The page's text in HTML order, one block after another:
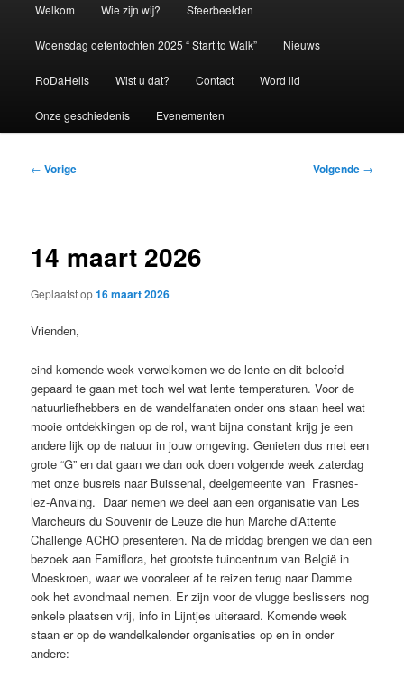
Welkom Wie zijn wij? Sfeerbeelden
Woensdag oefentochten 2025 “ Start to Walk” Nieuws
RoDaHelis Wist u dat? Contact Word lid
Onze geschiedenis Evenementen
Bericht
← Vorige Volgende →
14 maart 2026
Geplaatst op16 maart 2026
Vrienden,
eind komende week verwelkomen we de lente en dit beloofd
gepaard te gaan met toch wel wat lente temperaturen. Voor de
natuurliefhebbers en de wandelfanaten onder ons staan heel wat
mooie ontdekkingen op de rol, want bijna constant krijg je een
andere lijk op de natuur in jouw omgeving. Genieten dus met een
grote “G” en dat gaan we dan ook doen volgende week zaterdag
met onze busreis naar Buissenal, deelgemeente van Frasnes-
lez-Anvaing. Daar nemen we deel aan een organisatie van Les
Marcheurs du Souvenir de Leuze die hun Marche d’Attente
Challenge ACHO presenteren. Na de middag brengen we dan een
bezoek aan Famiflora, het grootste tuincentrum van België in
Moeskroen, waar we vooraleer af te reizen terug naar Damme
ook het avondmaal nemen. Er zijn voor de vlugge beslissers nog
enkele plaatsen vrij, info in Lijntjes uiteraard. Komende week
staan er op de wandelkalender organisaties op en in onder
andere: